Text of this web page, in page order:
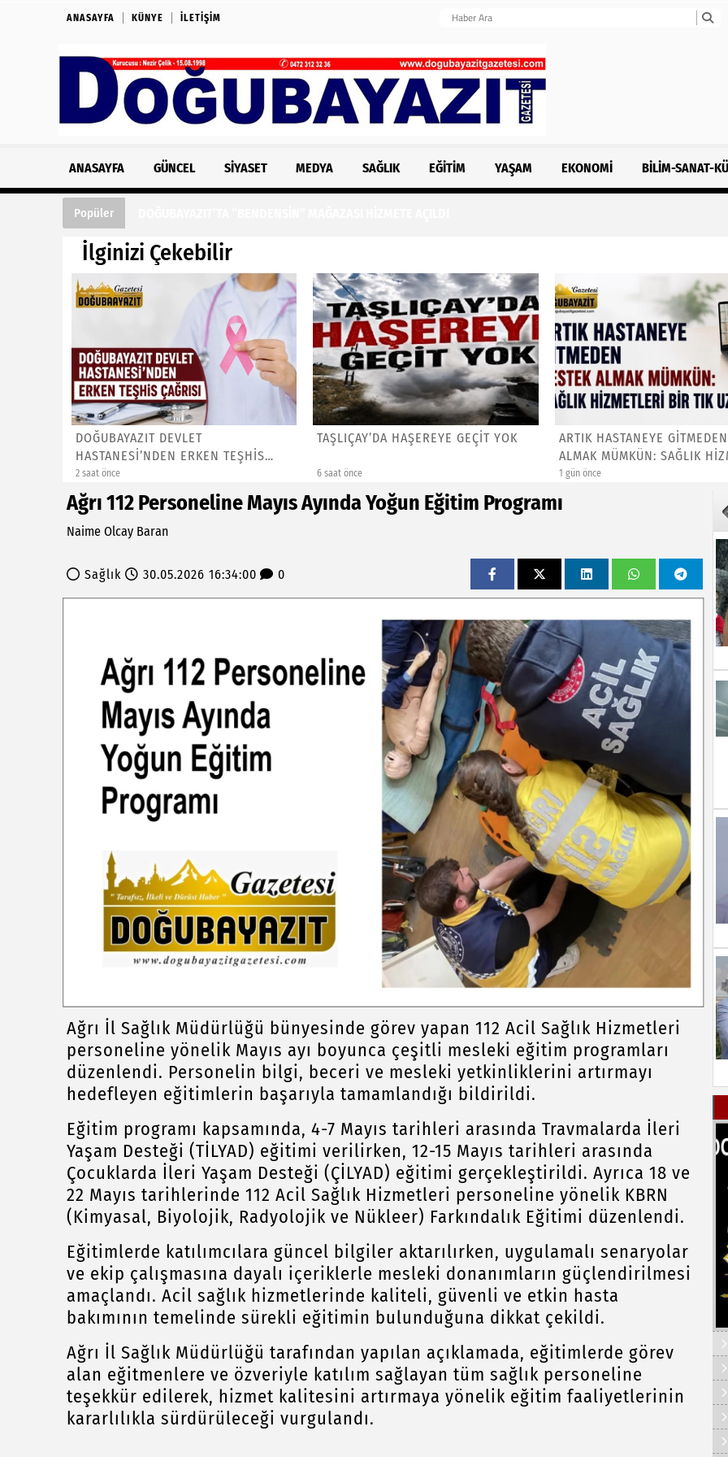
ANASAYFA KÜNYE İLETIŞIM
ANASAYFA GÜNCEL SIYASET MEDYA SAĞLIK EĞITIM YAŞAM EKONOMI BILIM-SANAT-
Popüler
İlginizi Çekebilir
DOĞUBAYAZIT DEVLET
HASTANESİ’NDEN ERKEN TEŞHİS
ÇAĞRISI
2 saat önce
TAŞLIÇAY’DA HAŞEREYE GEÇİT YOK
6 saat önce
ARTIK HASTANEYE
ALMAK MÜMKÜN: SAĞLIK
1 gün önce
Ağrı 112 Personeline Mayıs Ayında Yoğun Eğitim Programı
Naime Olcay Baran
Sağlık 30.05.2026 16:34:00 0
Ağrı İl Sağlık Müdürlüğü bünyesinde görev yapan 112 Acil Sağlık Hizmetleri
personeline yönelik Mayıs ayı boyunca çeşitli mesleki eğitim programları
düzenlendi. Personelin bilgi, beceri ve mesleki yetkinliklerini artırmayı
hedefleyen eğitimlerin başarıyla tamamlandığı bildirildi.
Eğitim programı kapsamında, 4-7 Mayıs tarihleri arasında Travmalarda İleri
Yaşam Desteği (TİLYAD) eğitimi verilirken, 12-15 Mayıs tarihleri arasında
Çocuklarda İleri Yaşam Desteği (ÇİLYAD) eğitimi gerçekleştirildi. Ayrıca 18 ve
22 Mayıs tarihlerinde 112 Acil Sağlık Hizmetleri personeline yönelik KBRN
(Kimyasal, Biyolojik, Radyolojik ve Nükleer) Farkındalık Eğitimi düzenlendi.
Eğitimlerde katılımcılara güncel bilgiler aktarılırken, uygulamalı senaryolar
ve ekip çalışmasına dayalı içeriklerle mesleki donanımların güçlendirilmesi
amaçlandı. Acil sağlık hizmetlerinde kaliteli, güvenli ve etkin hasta
bakımının temelinde sürekli eğitimin bulunduğuna dikkat çekildi.
Ağrı İl Sağlık Müdürlüğü tarafından yapılan açıklamada, eğitimlerde görev
alan eğitmenlere ve özveriyle katılım sağlayan tüm sağlık personeline
teşekkür edilerek, hizmet kalitesini artırmaya yönelik eğitim faaliyetlerinin
kararlılıkla sürdürüleceği vurgulandı.